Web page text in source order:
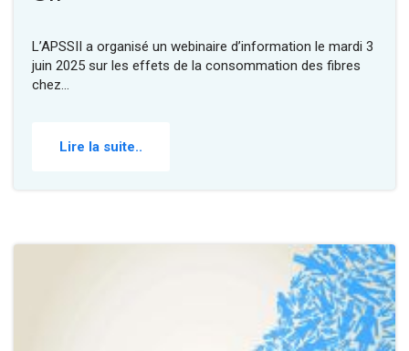
L’APSSII a organisé un webinaire d’information le mardi 3
juin 2025 sur les effets de la consommation des fibres
chez…
Lire la suite..